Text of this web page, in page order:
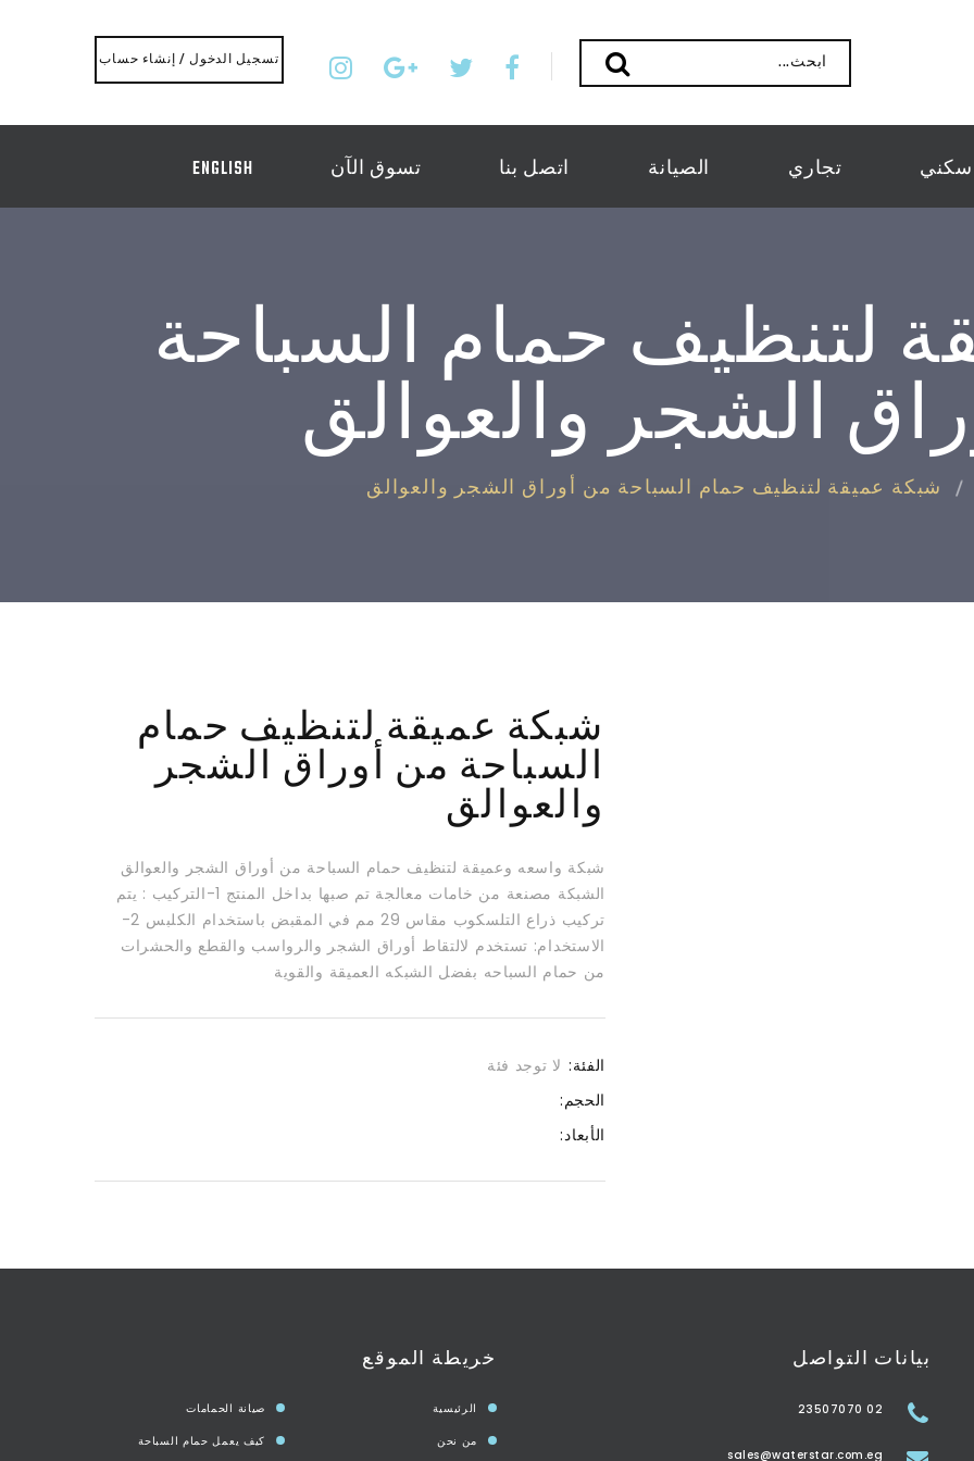
ابحث... تسجيل الدخول / إنشاء حساب
سكني تجاري الصيانة اتصل بنا تسوق الآن ENGLISH
لتنظيف حمام السباحة
الشجر والعوالق
شبكة عميقة لتنظيف حمام السباحة من أوراق الشجر والعوالق
شبكة عميقة لتنظيف حمام
السباحة من أوراق الشجر
والعوالق
شبكة واسعه وعميقة لتنظيف حمام السباحة من أوراق الشجر والعوالق
الشبكة مصنعة من خامات معالجة تم صبها بداخل المنتج 1-التركيب : يتم
تركيب ذراع التلسكوب مقاس 29 مم في المقبض باستخدام الكلبس 2-
الاستخدام: تستخدم لالتقاط أوراق الشجر والرواسب والقطع والحشرات
من حمام السباحه بفضل الشبكه العميقة والقوية
الفئة: لا توجد فئة
الحجم:
الأبعاد:
بيانات التواصل
02 23507070
sales@waterstar.com.eg
خريطة الموقع
الرئيسية
من نحن
صيانة الحمامات
كيف يعمل حمام السباحة